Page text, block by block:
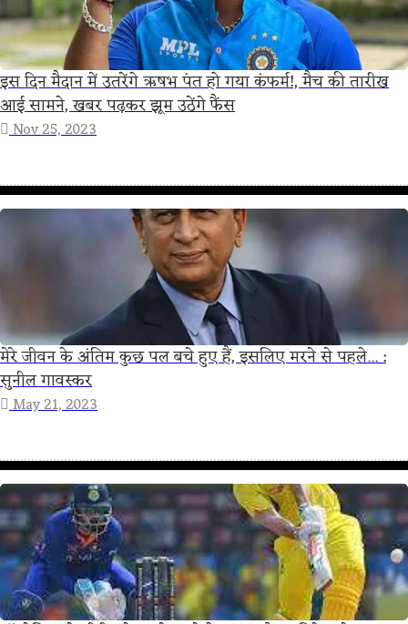
इस दिन मैदान में उतरेंगे ऋषभ पंत हो गया कंफर्म!, मैच की तारीख
आई सामने, खबर पढ़कर झूम उठेंगे फैंस
Nov 25, 2023
मेरे जीवन के अंतिम कुछ पल बचे हुए हैं, इसलिए मरने से पहले... :
सुनील गावस्कर
May 21, 2023